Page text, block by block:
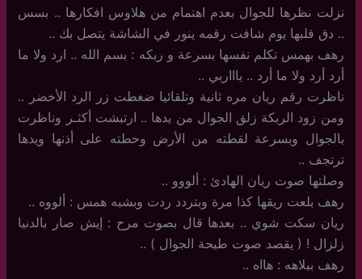
نزلت نظرها للجوال بعدم اهتمام من هلاوس افكارها .. بسس
.. دق قلبها يوم شافت رقمه ينور في الشاشة يتصل بك ..
رهف بهمس تكلم نفسها بسرعة و ربكه : بسم الله .. ارد ولا ما
أرد أرد ولا ما أرد .. ياااربي ..
ناظرت رقم ريان مره ثانية وتلقائيا ضغطت زر الرد الأخضر ..
ومن زود الربكة زلق الجوال من يدها .. ارتبشت أكثـر وناظرت
بالجوال وبسرعة لقطته من الأرض وحطته على أذنها ويدها
ترتجف ..
وصلتها صوت ريان الهادئ : ألووو ..
رهف بلعت ريقها كذا مرة وبتردد ردت وبشبه همس : ألووه ..
ريان سكت شوي .. بعدها قال بصوت مرح : إيش صار بالدنيا
زلزال ! ( يقصد صوت طيحة الجوال ) ..
رهف ببلاهه : هااه ..